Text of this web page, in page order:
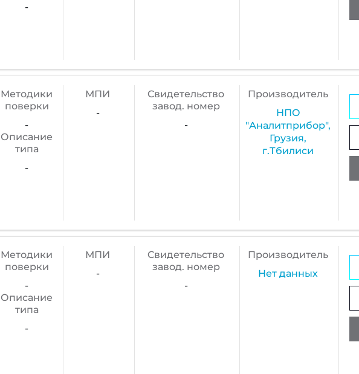
-
Методики
поверки
-
Описание
типа
-
МПИ
-
Cвидетельство
завод. номер
-
Производитель
НПО
"Аналитприбор",
Грузия,
г.Тбилиси
Методики
поверки
-
Описание
типа
-
МПИ
-
Cвидетельство
завод. номер
-
Производитель
Нет данных